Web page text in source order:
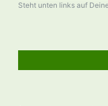
Steht unten links auf